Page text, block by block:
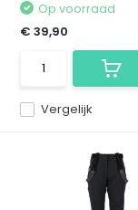
Vergelijk
Op voorraad
€ 39,90